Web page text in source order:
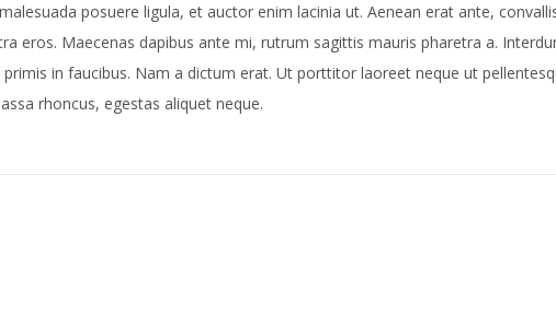
posuere ligula, et auctor enim lacinia ut. Aenean erat ante,
eros. Maecenas dapibus ante mi, rutrum sagittis mauris pharetra a.
primis in faucibus. Nam a dictum erat. Ut porttitor laoreet neque ut
rhoncus, egestas aliquet neque.